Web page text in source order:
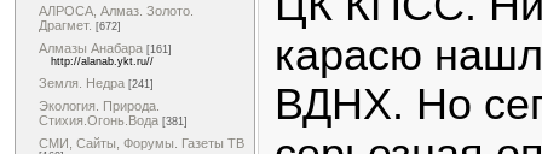
АЛРОСА, Алмаз. Золото.
Драгмет. [672]
Алмазы Анабара [161]
http://alanab.ykt.ru//
Земля. Недра [241]
Экология. Природа.
Стихия.Огонь.Вода [381]
СМИ, Сайты, Форумы. Газеты ТВ
карасю
ВДНХ. Но